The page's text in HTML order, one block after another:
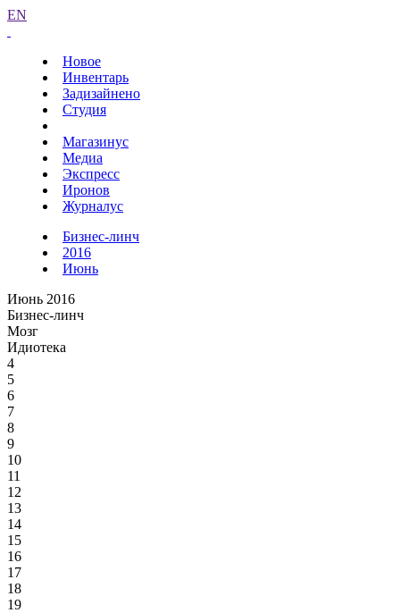
EN
Новое
Инвентарь
Задизайнено
Студия
Магазинус
Медиа
Экспресс
Иронов
Журналус
Бизнес-линч
2016
Июнь
Июнь 2016
Бизнес-линч
Мозг
Идиотека
4
5
6
7
8
9
10
11
12
13
14
15
16
17
18
19